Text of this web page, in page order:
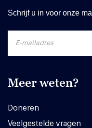
Schrijf u in voor onze
Meer weten?
Doneren
Veelgestelde vragen